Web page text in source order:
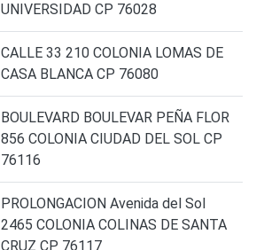
UNIVERSIDAD CP 76028
CALLE 33 210 COLONIA LOMAS DE
CASA BLANCA CP 76080
BOULEVARD BOULEVAR PEÑA FLOR
856 COLONIA CIUDAD DEL SOL CP
76116
PROLONGACION Avenida del Sol
2465 COLONIA COLINAS DE SANTA
CRUZ CP 76117